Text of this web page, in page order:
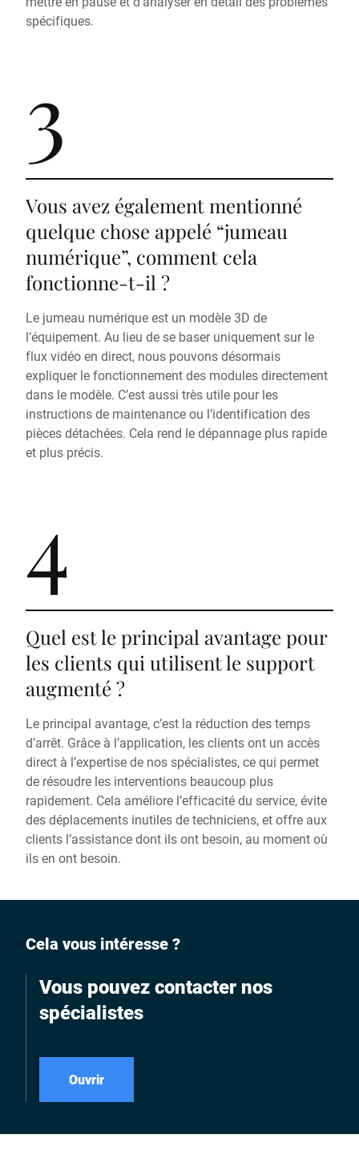
spécifiques.
3
Vous avez également mentionné
quelque chose appelé “jumeau
numérique”, comment cela
fonctionne-t-il ?
Le jumeau numérique est un modèle 3D de
l’équipement. Au lieu de se baser uniquement sur le
flux vidéo en direct, nous pouvons désormais
expliquer le fonctionnement des modules directement
dans le modèle. C’est aussi très utile pour les
instructions de maintenance ou l’identification des
pièces détachées. Cela rend le dépannage plus rapide
et plus précis.
4
Quel est le principal avantage pour
les clients qui utilisent le support
augmenté ?
Le principal avantage, c’est la réduction des temps
d’arrêt. Grâce à l’application, les clients ont un accès
direct à l’expertise de nos spécialistes, ce qui permet
de résoudre les interventions beaucoup plus
rapidement. Cela améliore l’efficacité du service, évite
des déplacements inutiles de techniciens, et offre aux
clients l’assistance dont ils ont besoin, au moment où
ils en ont besoin.
Cela vous intéresse ?
Vous pouvez contacter nos
spécialistes
Ouvrir